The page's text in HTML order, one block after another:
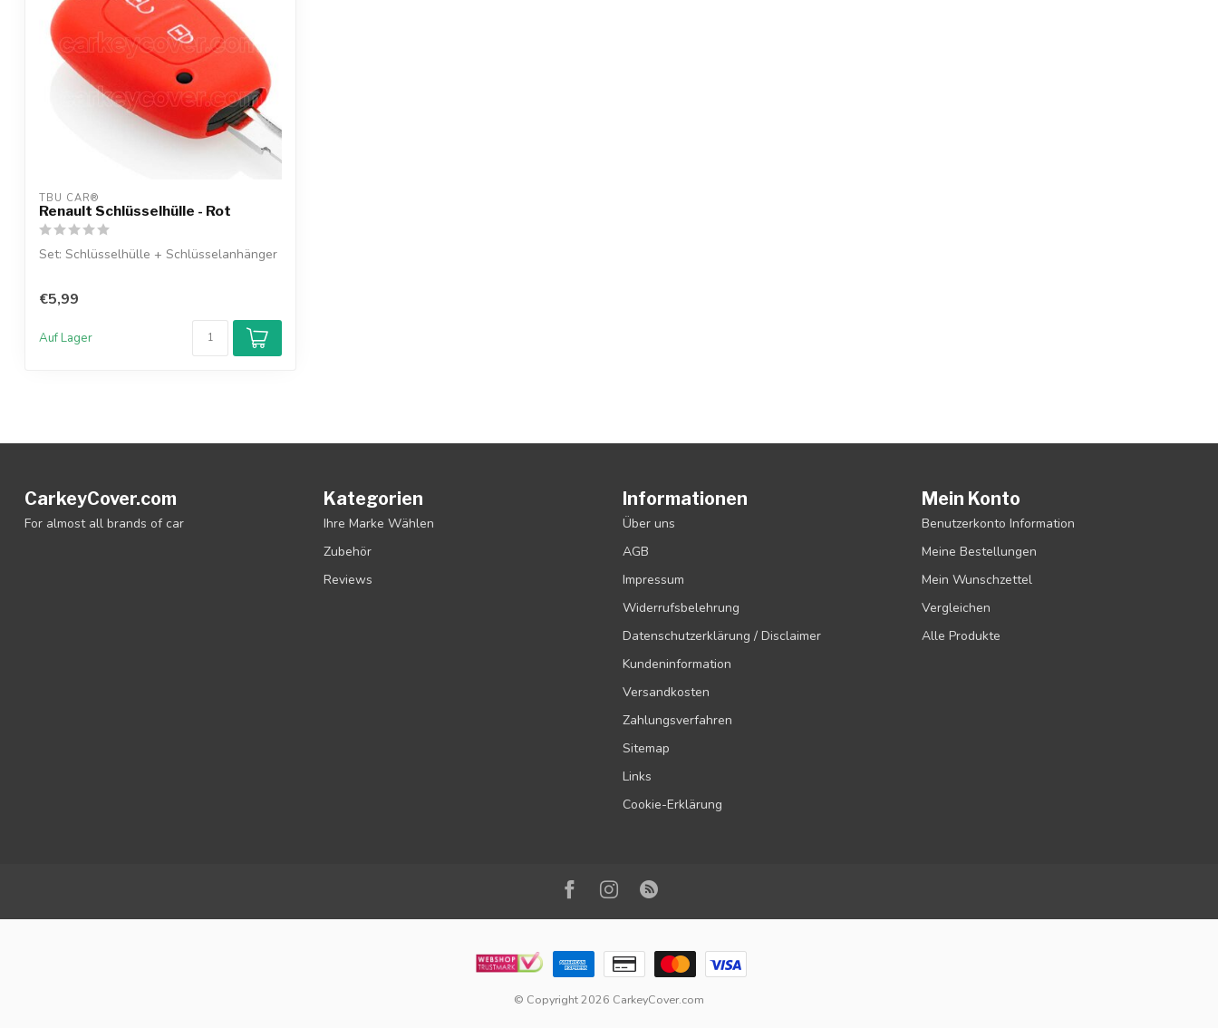
TBU CAR®
Renault Schlüsselhülle - Rot
Set: Schlüsselhülle + Schlüsselanhänger
€5,99
Auf Lager
CarkeyCover.com
For almost all brands of car
Kategorien
Ihre Marke Wählen
Zubehör
Reviews
Informationen
Über uns
AGB
Impressum
Widerrufsbelehrung
Datenschutzerklärung / Disclaimer
Kundeninformation
Versandkosten
Zahlungsverfahren
Sitemap
Links
Cookie-Erklärung
Mein Konto
Benutzerkonto Information
Meine Bestellungen
Mein Wunschzettel
Vergleichen
Alle Produkte
© Copyright 2026 CarkeyCover.com